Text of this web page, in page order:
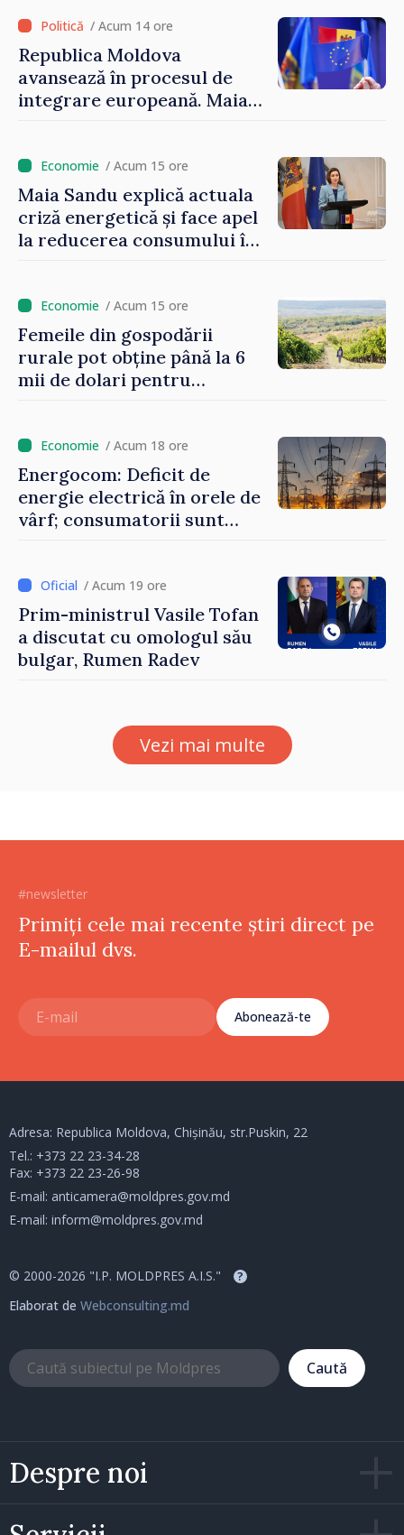
cunosc politica statului”
/ Acum 14 ore
Republica Moldova
avansează în procesul de
integrare europeană. Maia
/ Acum 15 ore
Maia Sandu explică actuala
criză energetică și face apel
la reducerea consumului în
un nivel mai mic”
/ Acum 15 ore
Femeile din gospodării
rurale pot obține până la 6
mii de dolari pentru
/ Acum 18 ore
Energocom: Deficit de
energie electrică în orele de
vârf; consumatorii sunt
/ Acum 19 ore
Prim-ministrul Vasile Tofan
a discutat cu omologul său
bulgar, Rumen Radev
Vezi mai multe
#newsletter
Primiți cele mai recente știri direct pe
E-mailul dvs.
Abonează-te
Despre noi
Adresa: Republica Moldova, Chișinău, str.Puskin, 22
Tel.: +373 22 23-34-28
Fax: +373 22 23-26-98
E-mail: anticamera@moldpres.gov.md
E-mail: inform@moldpres.gov.md
© 2000-2026 "I.P. MOLDPRES A.I.S." ?
Elaborat de Webconsulting.md
Caută